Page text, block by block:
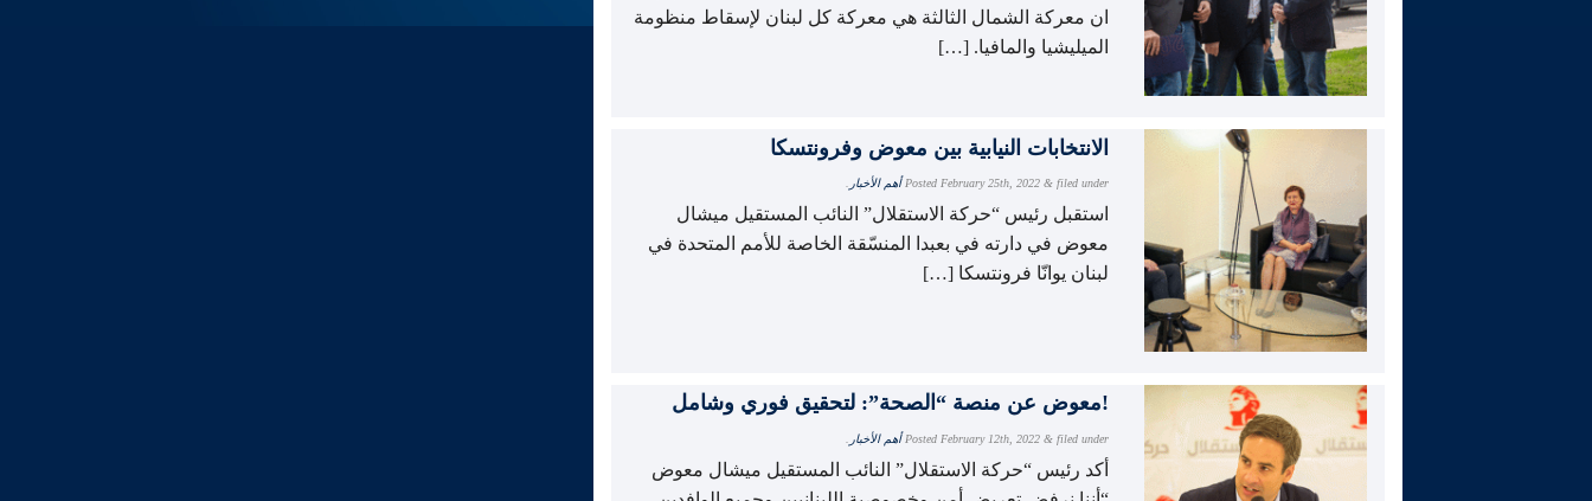
ان معركة الشمال الثالثة هي معركة كل لبنان لإسقاط منظومة
الميليشيا والمافيا. […]
الانتخابات النيابية بين معوض وفرونتسكا
Posted February 25th, 2022 & filed under أهم الأخبار
استقبل رئيس “حركة الاستقلال” النائب المستقيل ميشال
معوض في دارته في بعبدا المنسّقة الخاصة للأمم المتحدة في
لبنان يوانّا فرونتسكا […]
معوض عن منصة “الصحة”: لتحقيق فوري وشامل!
Posted February 12th, 2022 & filed under أهم الأخبار
أكد رئيس “حركة الاستقلال” النائب المستقيل ميشال معوض